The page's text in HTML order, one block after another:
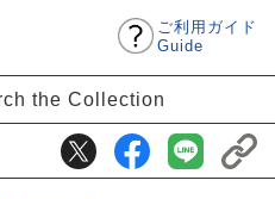
ご利用ガイド
Guide
the Collection